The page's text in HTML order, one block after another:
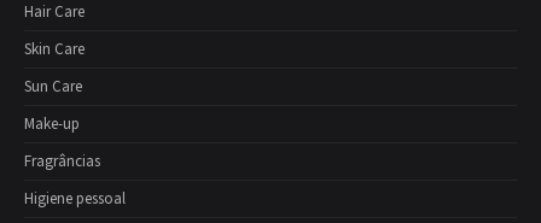
Hair Care
Skin Care
Sun Care
Make-up
Fragrâncias
Higiene pessoal